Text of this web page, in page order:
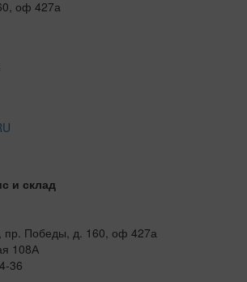
оф 427а
и склад
пр. Победы, д. 160, оф 427а
108А
36